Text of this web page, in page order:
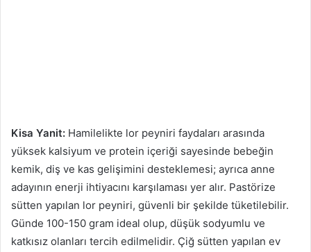
Kisa Yanit: Hamilelikte lor peyniri faydaları arasında
yüksek kalsiyum ve protein içeriği sayesinde bebeğin
kemik, diş ve kas gelişimini desteklemesi; ayrıca anne
adayının enerji ihtiyacını karşılaması yer alır. Pastörize
sütten yapılan lor peyniri, güvenli bir şekilde tüketilebilir.
Günde 100-150 gram ideal olup, düşük sodyumlu ve
katkısız olanları tercih edilmelidir. Çiğ sütten yapılan ev